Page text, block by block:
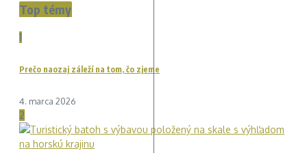
Top témy
1
Prečo naozaj záleží na tom, čo zjeme
4. marca 2026
2